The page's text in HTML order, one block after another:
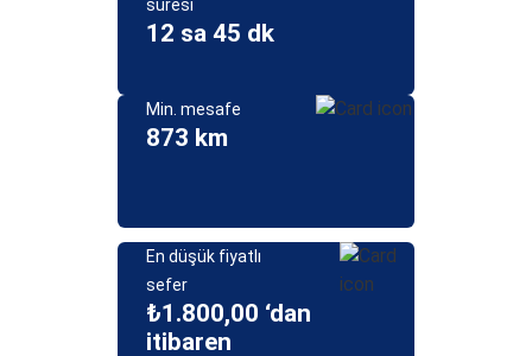
süresi
12 sa 45 dk
Min. mesafe
873 km
En düşük fiyatlı
sefer
₺1.800,00 ‘dan
itibaren